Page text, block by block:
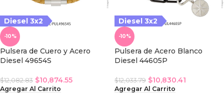
Diesel 3x2
-10%
Pulsera de Cuero y Acero
Diesel 49654S
$12,082.83 $10,874.55
Agregar Al Carrito
Diesel 3x2
-10%
Pulsera de Acero Blanco
Diesel 44605P
$12,033.79 $10,830.41
Agregar Al Carrito